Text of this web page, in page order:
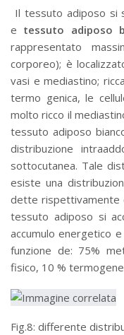
Il tessuto adiposo si
e tessuto adiposo
rappresentato
corporeo); è
vasi e mediastino;
termo genica, le
molto ricco il
tessuto adiposo
distribuzione
sottocutanea. Tale
esiste una
dette rispettivamente
tessuto adiposo si
accumulo energetico
funzione de: 75%
fisico, 10 %
Fig.8: differente